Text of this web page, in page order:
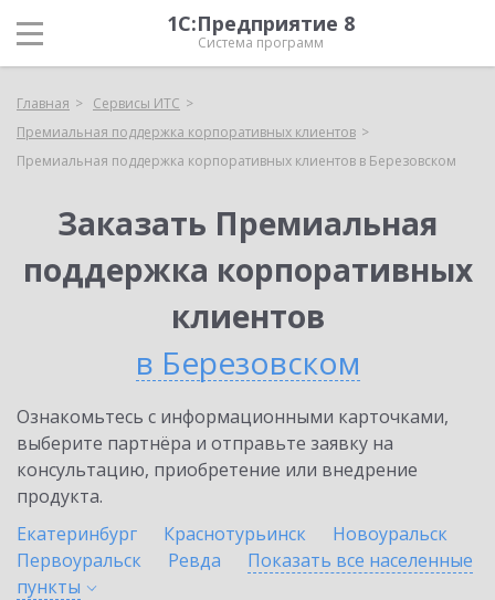
1С:Предприятие 8
Система программ
Главная
Сервисы ИТС
Премиальная поддержка корпоративных клиентов
Премиальная поддержка корпоративных клиентов в Березовском
Заказать Премиальная
поддержка корпоративных
клиентов
в Березовском
Ознакомьтесь с информационными карточками,
выберите партнёра и отправьте заявку на
консультацию, приобретение или внедрение
продукта.
Екатеринбург
Краснотурьинск
Новоуральск
Первоуральск
Ревда
Показать все населенные
пункты